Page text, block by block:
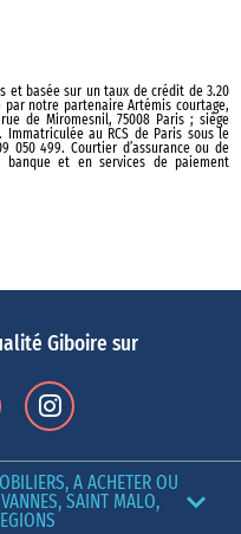
et basée sur un taux de crédit de 3.20
notre partenaire Artémis courtage,
de Miromesnil, 75008 Paris ; siège
Immatriculée au RCS de Paris sous le
050 499. Courtier d’assurance ou de
banque et en services de paiement
Giboire sur
A ACHETER OU
SAINT MALO,